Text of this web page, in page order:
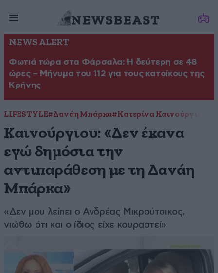
NEWS ALERT
Φωτιά τώρα στα Φάρσαλα: Η δεύτερη σε 48
ώρες – Μήνυμα του 112 για τους κατοίκους της
Κρήνης
LIFESTYLE#Δανάη Μπάρκα#Κατερίνα Καινούργιου
Καινούργιου: «Δεν έκανα
εγώ δημόσια την
αντιπαράθεση με τη Δανάη
Μπάρκα»
«Δεν μου λείπει ο Ανδρέας Μικρούτσικος,
νιώθω ότι και ο ίδιος είχε κουραστεί»